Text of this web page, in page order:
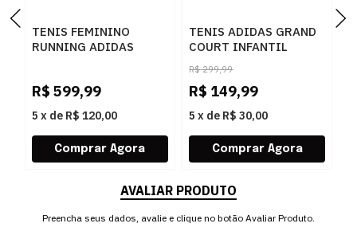
TENIS FEMININO
RUNNING ADIDAS
R$ 599,99
5 x de R$ 120,00
TENIS ADIDAS GRAND
COURT INFANTIL
ROSA/CLARO - 282939
R$ 299,99
R$ 149,99
5 x de R$ 30,00
AVALIAR PRODUTO
Preencha seus dados, avalie e clique no botão Avaliar Produto.